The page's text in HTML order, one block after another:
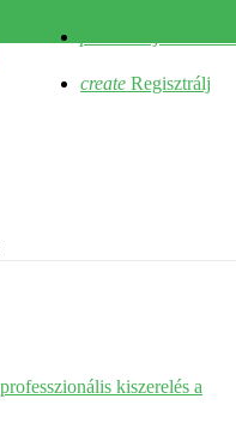
create Regisztrálj